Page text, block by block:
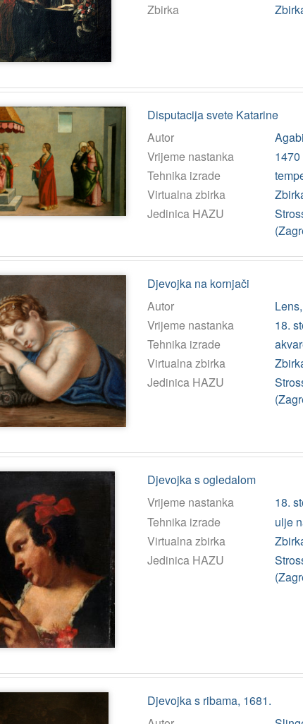
Zbirka
Disputacija svete Katarine
Autor
Vrijeme nastanka
1470
Tehnika izrade
Virtualna zbirka
Jedinica HAZU
Djevojka na kornjači
Autor
Vrijeme nastanka
18.
Tehnika izrade
Virtualna zbirka
Jedinica HAZU
Djevojka s ogledalom
Vrijeme nastanka
18.
Tehnika izrade
ulje
Virtualna zbirka
Jedinica HAZU
Djevojka s ribama, 1681.